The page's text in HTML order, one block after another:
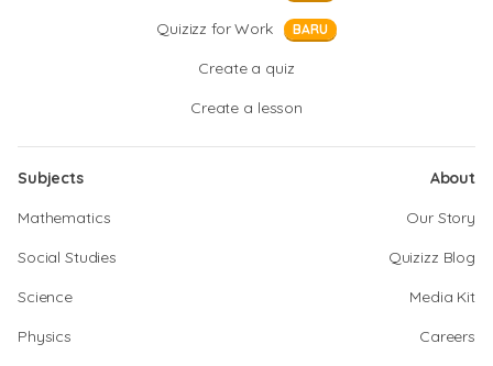
Quizizz for Work BARU
Create a quiz
Create a lesson
Subjects
Mathematics
Social Studies
Science
Physics
About
Our Story
Quizizz Blog
Media Kit
Careers